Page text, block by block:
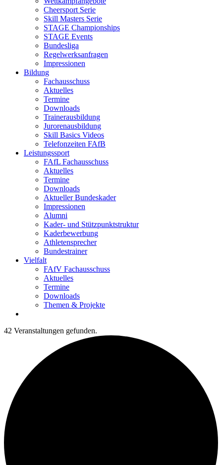
Cheersport Serie
Skill Masters Serie
STAGE Championships
STAGE Events
Bundesliga
Regelwerksanfragen
Impressionen
Bildung
Fachausschuss
Aktuelles
Termine
Downloads
Trainerausbildung
Jurorenausbildung
Skill Basics Videos
Telefonzeiten FAfB
Leistungssport
FAfL Fachausschuss
Aktuelles
Termine
Downloads
Aktueller Bundeskader
Impressionen
Alumni
Kader- und Stützpunktstruktur
Kaderbewerbung
Athletensprecher
Bundestrainer
Vielfalt
FAfV Fachausschuss
Aktuelles
Termine
Downloads
Themen & Projekte
42 Veranstaltungen gefunden.